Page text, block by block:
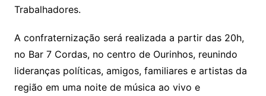
Trabalhadores.
A confraternização será realizada a partir das 20h,
no Bar 7 Cordas, no centro de Ourinhos, reunindo
lideranças políticas, amigos, familiares e artistas da
região em uma noite de música ao vivo e